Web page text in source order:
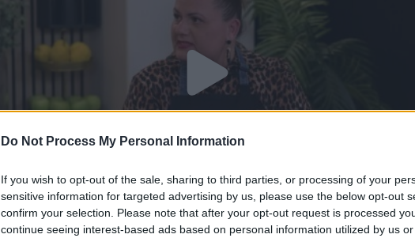
Do Not Process My Personal Information
If you wish to opt-out of the sale, sharing to third parties, or processing of your
sensitive information for targeted advertising by us, please use the below opt-out
confirm your selection. Please note that after your opt-out request is processed
continue seeing interest-based ads based on personal information utilized by us